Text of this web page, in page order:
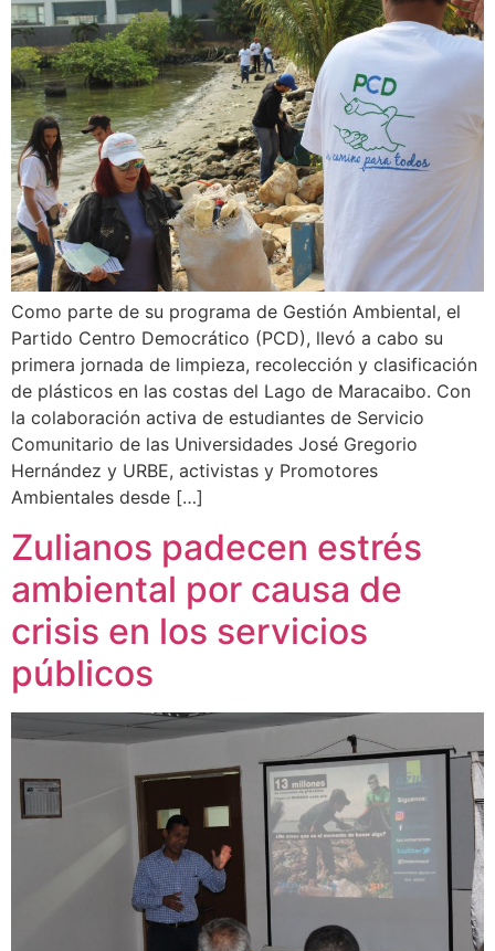
Como parte de su programa de Gestión Ambiental, el
Partido Centro Democrático (PCD), llevó a cabo su
primera jornada de limpieza, recolección y clasificación
de plásticos en las costas del Lago de Maracaibo. Con
la colaboración activa de estudiantes de Servicio
Comunitario de las Universidades José Gregorio
Hernández y URBE, activistas y Promotores
Ambientales desde […]
Zulianos padecen estrés
ambiental por causa de
crisis en los servicios
públicos